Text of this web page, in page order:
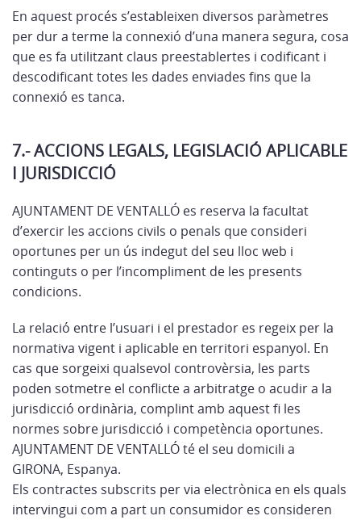
En aquest procés s’estableixen diversos paràmetres
per dur a terme la connexió d’una manera segura, cosa
que es fa utilitzant claus preestablertes i codificant i
descodificant totes les dades enviades fins que la
connexió es tanca.
7.- ACCIONS LEGALS, LEGISLACIÓ APLICABLE
I JURISDICCIÓ
AJUNTAMENT DE VENTALLÓ es reserva la facultat
d’exercir les accions civils o penals que consideri
oportunes per un ús indegut del seu lloc web i
continguts o per l’incompliment de les presents
condicions.
La relació entre l’usuari i el prestador es regeix per la
normativa vigent i aplicable en territori espanyol. En
cas que sorgeixi qualsevol controvèrsia, les parts
poden sotmetre el conflicte a arbitratge o acudir a la
jurisdicció ordinària, complint amb aquest fi les
normes sobre jurisdicció i competència oportunes.
AJUNTAMENT DE VENTALLÓ té el seu domicili a
GIRONA, Espanya.
Els contractes subscrits per via electrònica en els quals
intervingui com a part un consumidor es consideren